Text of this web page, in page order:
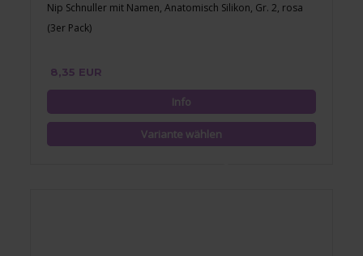
Nip Schnuller mit Namen, Anatomisch Silikon, Gr. 2, rosa
(3er Pack)
8,35 EUR